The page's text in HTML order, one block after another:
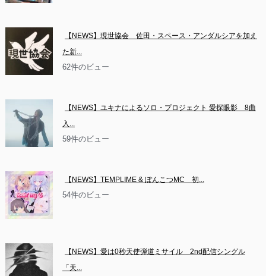
【NEWS】現世協会　佐田・スペース・アンダルシアを加え
た新...
62件のビュー
【NEWS】ユキナによるソロ・プロジェクト 愛探眼影　8曲
入...
59件のビュー
【NEWS】TEMPLIME & ぽんこつMC　初...
54件のビュー
【NEWS】愛は0秒天使弾道ミサイル　2nd配信シングル
「天...